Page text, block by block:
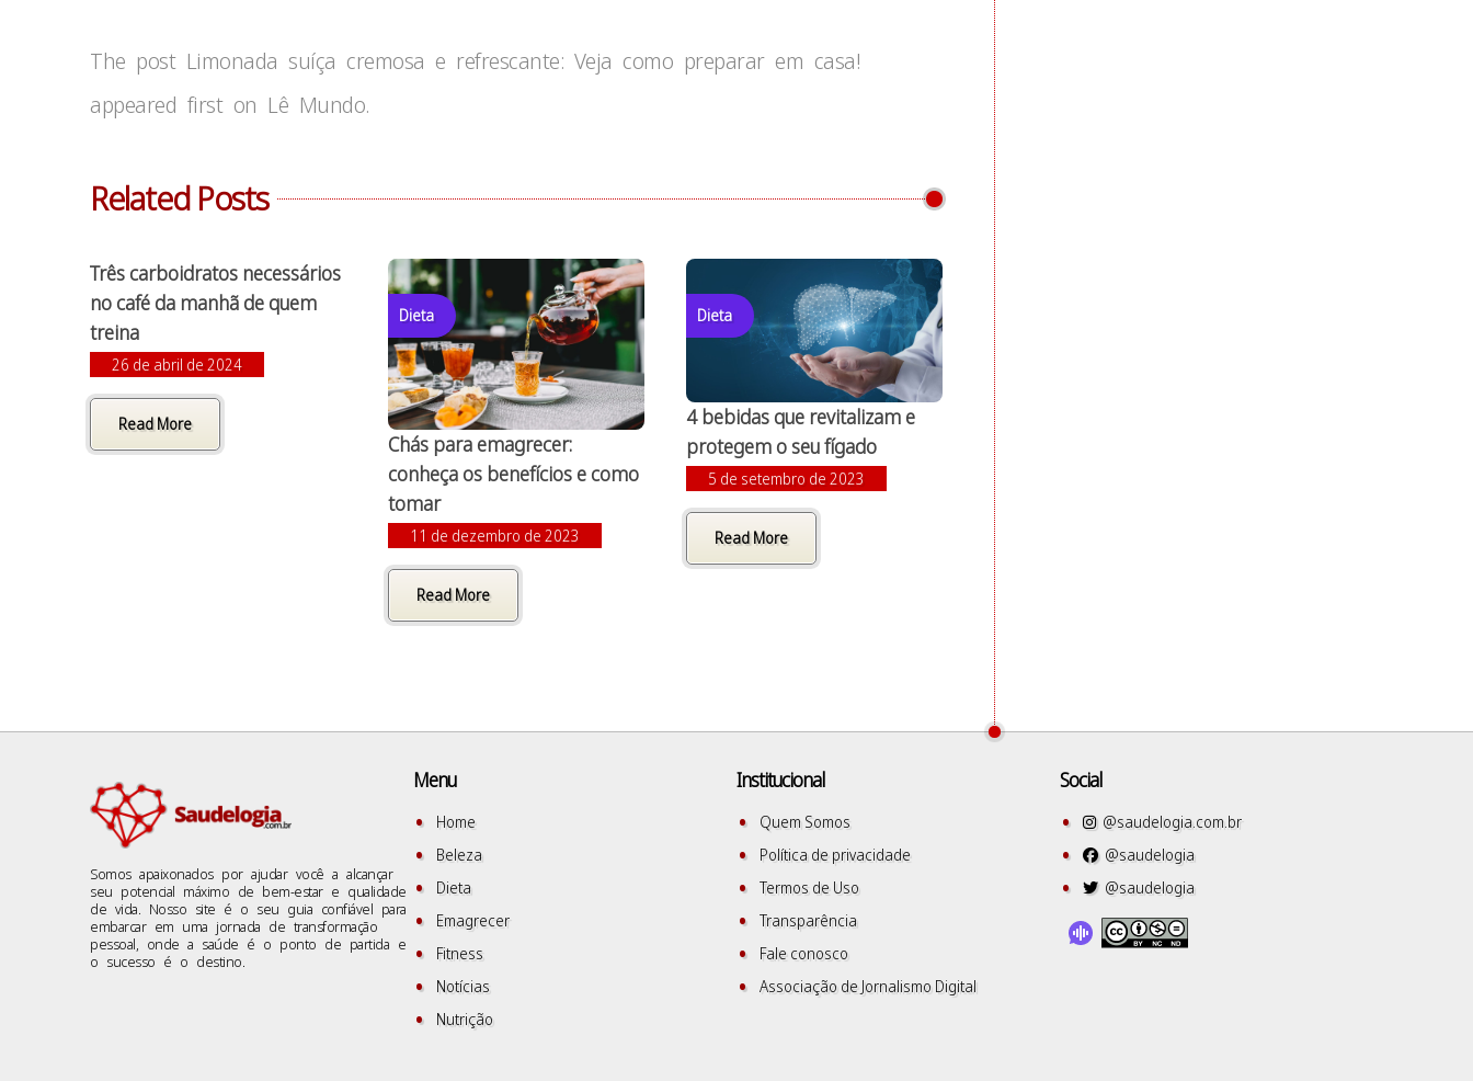
The post Limonada suíça cremosa e refrescante: Veja como preparar em casa!
appeared first on Lê Mundo.
Related Posts
Três carboidratos necessários
no café da manhã de quem
treina
26 de abril de 2024
Read More
Dieta
Chás para emagrecer:
conheça os benefícios e como
tomar
11 de dezembro de 2023
Read More
Dieta
4 bebidas que revitalizam e
protegem o seu fígado
5 de setembro de 2023
Read More
Somos apaixonados por ajudar você a alcançar
seu potencial máximo de bem-estar e qualidade
de vida. Nosso site é o seu guia confiável para
embarcar em uma jornada de transformação
pessoal, onde a saúde é o ponto de partida e
o sucesso é o destino.
Menu
Home
Beleza
Dieta
Emagrecer
Fitness
Notícias
Nutrição
Institucional
Quem Somos
Política de privacidade
Termos de Uso
Transparência
Fale conosco
Associação de Jornalismo Digital
Social
@saudelogia.com.br
@saudelogia
@saudelogia